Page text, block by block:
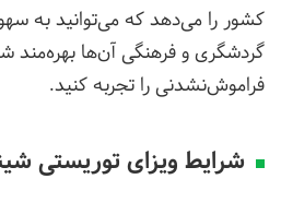
کشور را می‌دهد که می‌توانید به
گردشگری و فرهنگی آن‌ها
فراموش‌نشدنی را تجربه کنید.
شرایط ویزای توریستی